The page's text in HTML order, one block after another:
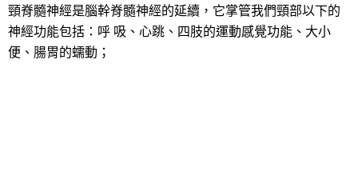
頸脊髓神經是腦幹脊髓神經的延續，它掌管我們頸部以下的
神經功能包括：呼 吸、心跳、四肢的運動感覺功能、大小
便、腸胃的蠕動；